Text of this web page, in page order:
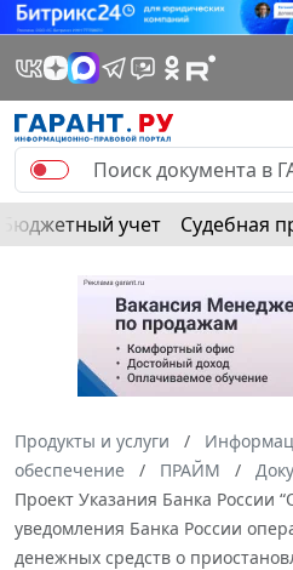
Бюджетный учет Судебная
Продукты и услуги
обеспечение
ПРАЙМ
Проект Указания Банка России
уведомления Банка России
денежных средств о